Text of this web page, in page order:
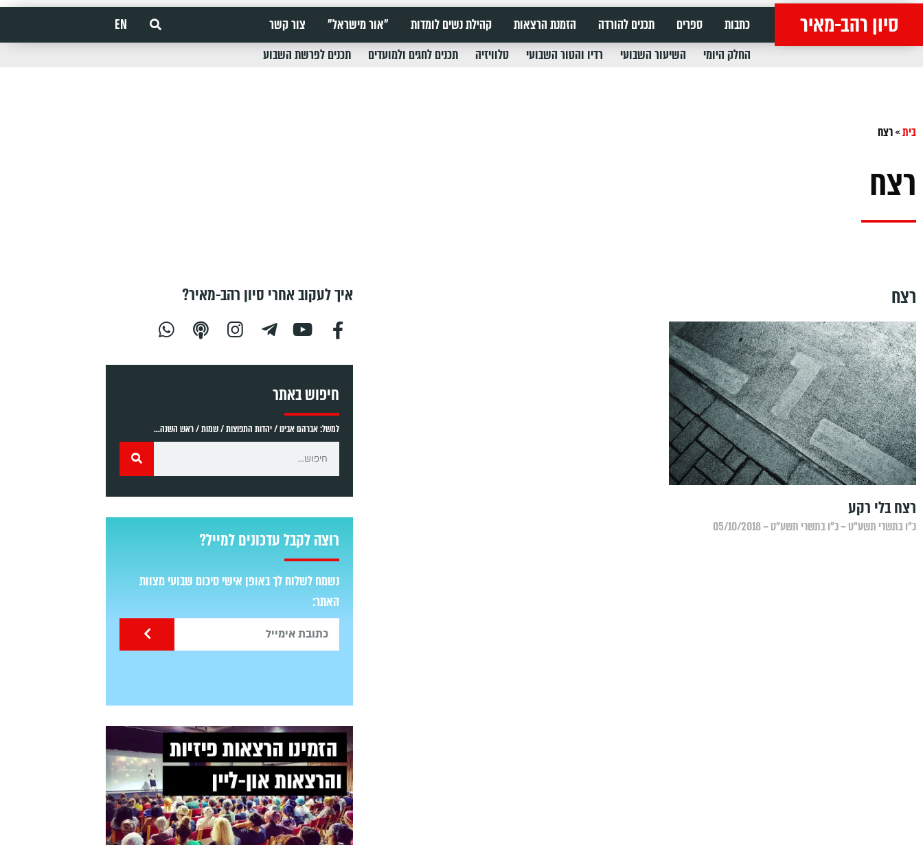
סיון רהב-מאיר כתבות ספרים תכנים להורדה הזמנת הרצאות קהילת נשים לומדות "אור מישראל" צור קשר
EN
החלק היומי
השיעור השבועי רדיו והטור השבועי טלוויזיה תכנים לחגים ולמועדים תכנים לפרשת השבוע
בית»רצח
רצח
רצח
רצח בלי רקע
כ״ו בתשרי תשע״ט – כ״ו בתשרי תשע״ט – 05/10/2018
איך לעקוב אחרי סיון רהב-מאיר?
חיפוש באתר
למשל: אברהם אבינו / יהדות התפוצות / שמות / ראש השנה...
רוצה לקבל עדכונים למייל?
נשמח לשלוח לך באופן אישי סיכום שבועי מצוות
האתר: